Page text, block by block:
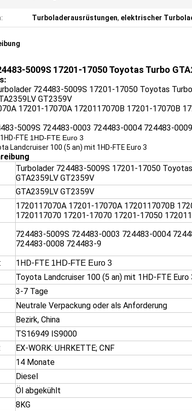
Turboladerausrüstungen, elektrischer
5009S 17201-17050 Toyotas Turbo
724483-5009S 17201-17050 Toyotas
GT2359V
17201-17070A 1720117070B 17201-17070B
5009S 724483-0003 724483-0004 724483-
1HD-FTE 1HD-FTE Euro 3
Landcruiser 100 (5 an) mit 1HD-FTE Euro 3
Turbolader 724483-5009S 17201-17050
GTA2359LV GT2359V
GTA2359LV GT2359V
1720117070A 17201-17070A 1720117070B
1720117070 17201-17070 17201-17050
724483-5009S 724483-0003 724483-0004
724483-0008 724483-9
1HD-FTE 1HD-FTE Euro 3
Toyota Landcruiser 100 (5 an) mit 1HD-FTE Euro
3-7 Tage
Neutrale Verpackung oder als Anforderung
Bezirk, China
TS16949 IS9000
EX-WORK: UHRKETTE; CNF
14 Monate
Diesel
Öl abgekühlt
8KG